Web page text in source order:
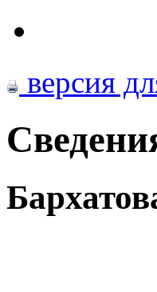
версия